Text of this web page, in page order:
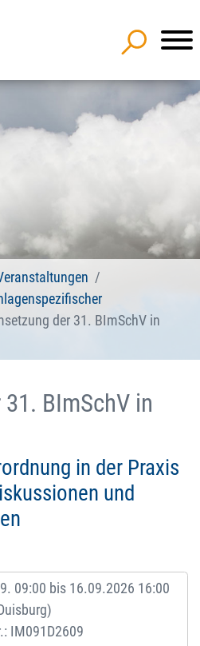
der 31. BImSchV in
BImSchV in
in der Praxis
und
09:00 bis 16.09.2026 16:00
IM091D2609